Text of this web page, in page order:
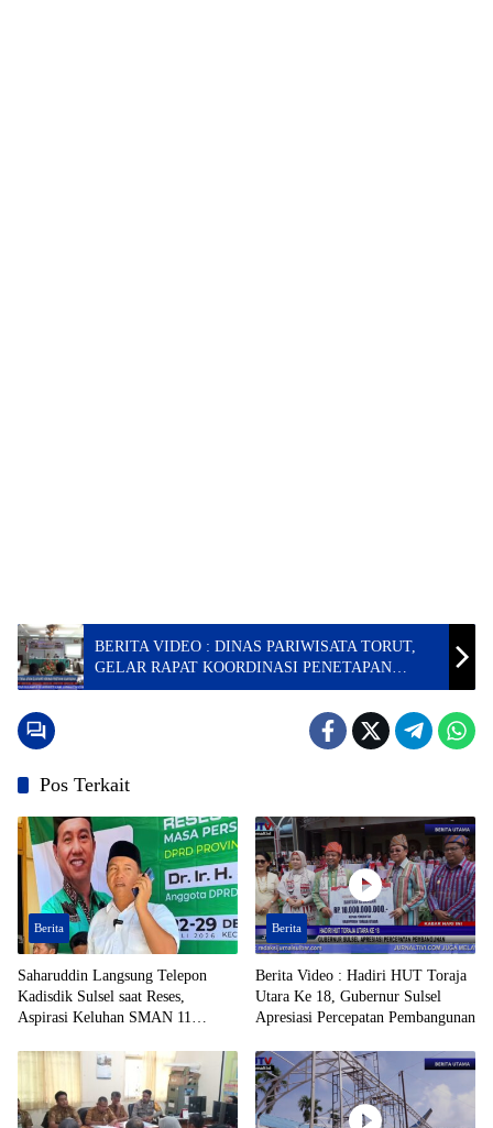
BERITA VIDEO : DINAS PARIWISATA TORUT,
GELAR RAPAT KOORDINASI PENETAPAN
CAGAR BUDAYA
Pos Terkait
Berita
Saharuddin Langsung Telepon
Kadisdik Sulsel saat Reses,
Aspirasi Keluhan SMAN 11
Berita
Berita Video : Hadiri HUT Toraja
Utara Ke 18, Gubernur Sulsel
Apresiasi Percepatan Pembangunan